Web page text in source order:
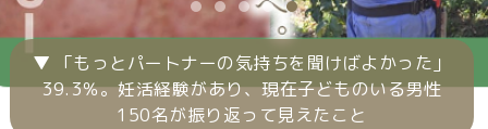
▼ 「もっとパートナーの気持ちを聞けばよかった」
39.3％。妊活経験があり、現在子どものいる男性
150名が振り返って見えたこと